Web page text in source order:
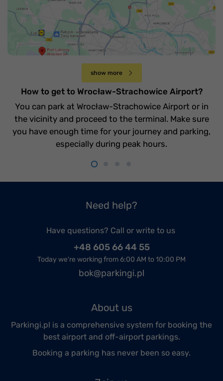
Jak dojechać na lotnisko Wrocław-
Strachowice
Czwartek 20 kwietnia
show more
How to get to Wrocław-Strachowice Airport?
You can park at Wrocław-Strachowice Airport or in
the vicinity and proceed to the terminal. Make sure
you have enough time for your journey and parking,
especially during peak hours.
Need help?
Have questions? Call or write to us
+48 605 66 44 55
Today we're working from 6:00 AM to 10:00 PM
bok@parkingi.pl
About us
Parkingi.pl is a comprehensive system for booking the
best airport and off-airport parkings.
Booking a parking has never been so easy.